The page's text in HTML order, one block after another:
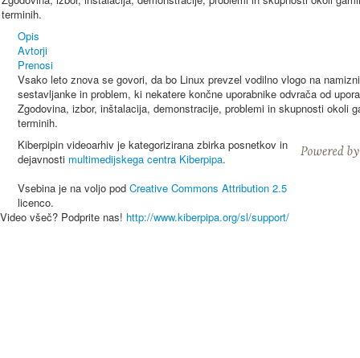
terminih.
Opis
Avtorji
Prenosi
Vsako leto znova se govori, da bo Linux prevzel vodilno vlogo na
sestavljanke in problem, ki nekatere končne uporabnike odvrača od
Zgodovina, izbor, inštalacija, demonstracije, problemi in skupnosti okoli
terminih.
Kiberpipin videoarhiv je kategorizirana zbirka posnetkov in
dejavnosti multimedijskega centra Kiberpipa.
Vsebina je na voljo pod Creative Commons Attribution 2.5
licenco.
Video všeč? Podprite nas! http://www.kiberpipa.org/sl/support/